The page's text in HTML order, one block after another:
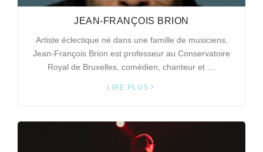
JEAN-FRANÇOIS BRION
Artiste éclectique né dans une famille de musiciens,
Jean‑François Brion est professeur au Conservatoire
Royal de Bruxelles, comédien, chanteur et …
LIRE PLUS